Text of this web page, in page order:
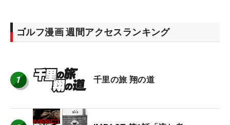
ゴルフ漫画 週間アクセスランキング
1 千里の旅 翔の道